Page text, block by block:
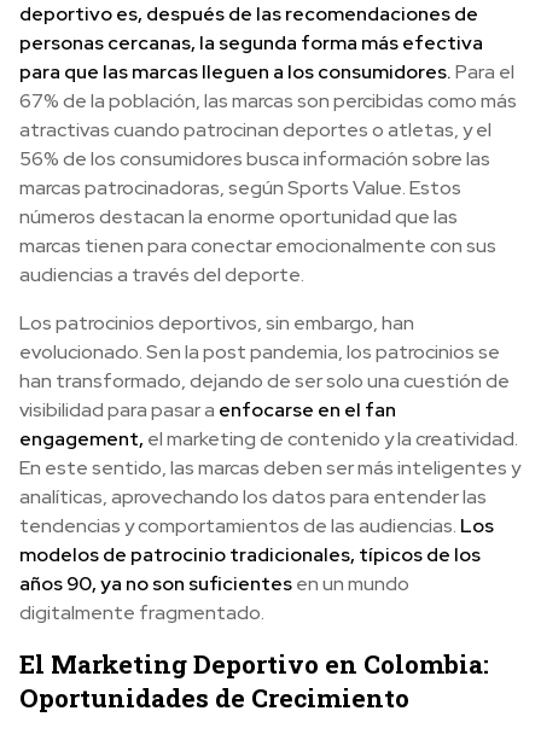
deportivo es, después de las recomendaciones de
personas cercanas, la segunda forma más efectiva
para que las marcas lleguen a los consumidores.Para el
67% de la población, las marcas son percibidas como más
atractivas cuando patrocinan deportes o atletas, y el
56% de los consumidores busca información sobre las
marcas patrocinadoras, según Sports Value. Estos
números destacan la enorme oportunidad que las
marcas tienen para conectar emocionalmente con sus
audiencias a través del deporte.
Los patrocinios deportivos, sin embargo, han
evolucionado. Sen la post pandemia, los patrocinios se
han transformado, dejando de ser solo una cuestión de
visibilidad para pasar a enfocarse en el fan
engagement, el marketing de contenido y la creatividad.
En este sentido, las marcas deben ser más inteligentes y
analíticas, aprovechando los datos para entender las
tendencias y comportamientos de las audiencias. Los
modelos de patrocinio tradicionales, típicos de los
años 90, ya no son suficientesen un mundo
digitalmente fragmentado.
El Marketing Deportivo en Colombia:
Oportunidades de Crecimiento